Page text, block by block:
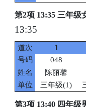
第2项 13:35 三年级
13:35
道次 1
号码 048
姓名
陈丽馨
单位
三年级(1)
第3项 13:40 四年级